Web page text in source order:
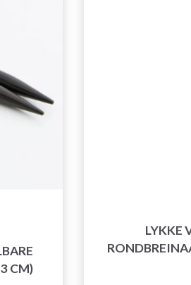
CM)
LYKKE